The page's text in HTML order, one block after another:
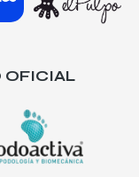
OFICIAL